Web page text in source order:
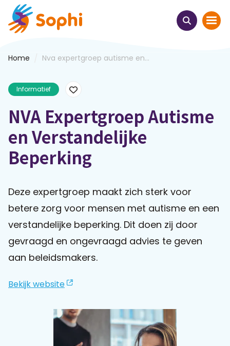
Thema's
Uit het hart
Leren & ontmoeten
Themabijeenkomsten
Praat mee
Sophi
Sophi
Home Nva expertgroep autisme en...
Informatief
NVA Expertgroep Autisme
en Verstandelijke
Beperking
Deze expertgroep maakt zich sterk voor
betere zorg voor mensen met autisme en een
verstandelijke beperking. Dit doen zij door
gevraagd en ongevraagd advies te geven
aan beleidsmakers.
Bekijk website